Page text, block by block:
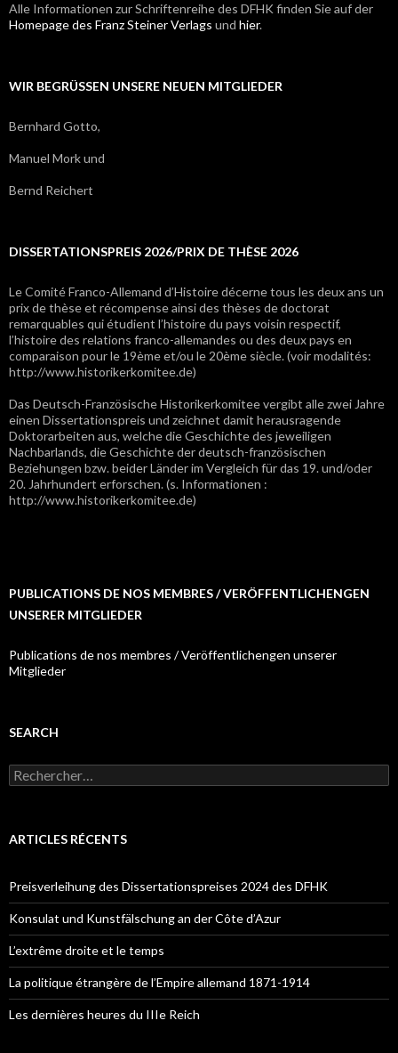
Alle Informationen zur Schriftenreihe des DFHK finden Sie auf der
Homepage des Franz Steiner Verlags und hier.
WIR BEGRÜSSEN UNSERE NEUEN MITGLIEDER
Bernhard Gotto,
Manuel Mork und
Bernd Reichert
DISSERTATIONSPREIS 2026/PRIX DE THÈSE 2026
Le Comité Franco-Allemand d’Histoire décerne tous les deux ans un
prix de thèse et récompense ainsi des thèses de doctorat
remarquables qui étudient l’histoire du pays voisin respectif,
l’histoire des relations franco-allemandes ou des deux pays en
comparaison pour le 19ème et/ou le 20ème siècle. (voir modalités:
http://www.historikerkomitee.de)
Das Deutsch-Französische Historikerkomitee vergibt alle zwei Jahre
einen Dissertationspreis und zeichnet damit herausragende
Doktorarbeiten aus, welche die Geschichte des jeweiligen
Nachbarlands, die Geschichte der deutsch-französischen
Beziehungen bzw. beider Länder im Vergleich für das 19. und/oder
20. Jahrhundert erforschen. (s. Informationen :
http://www.historikerkomitee.de)
PUBLICATIONS DE NOS MEMBRES / VERÖFFENTLICHENGEN
UNSERER MITGLIEDER
Publications de nos membres / Veröffentlichengen unserer
Mitglieder
SEARCH
R
e
e
h
e
r
:
ARTICLES RÉCENTS
Preisverleihung des Dissertationspreises 2024 des DFHK
Konsulat und Kunstfälschung an der Côte d’Azur
L’extrême droite et le temps
La politique étrangère de l’Empire allemand 1871-1914
Les dernières heures du IIIe Reich